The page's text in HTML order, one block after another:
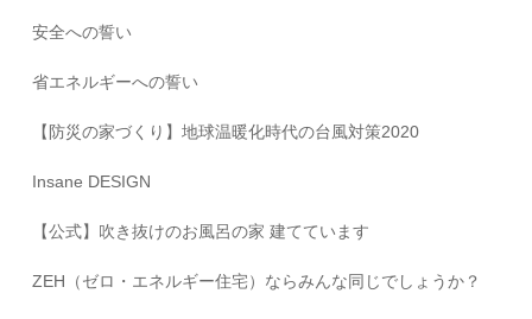
安全への誓い
省エネルギーへの誓い
【防災の家づくり】地球温暖化時代の台風対策2020
Insane DESIGN
【公式】吹き抜けのお風呂の家 建てています
ZEH（ゼロ・エネルギー住宅）ならみんな同じでしょうか？